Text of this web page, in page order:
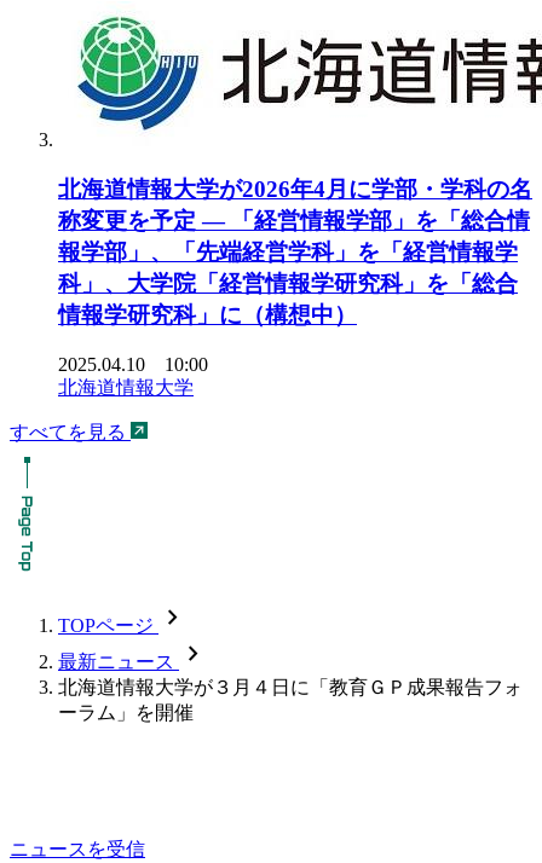
北海道情報大学が2026年4月に学部・学科の名
称変更を予定 ― 「経営情報学部」を「総合情
報学部」、「先端経営学科」を「経営情報学
科」、大学院「経営情報学研究科」を「総合
情報学研究科」に（構想中）
2025.04.10 10:00
北海道情報大学
すべてを見る
TOPページ chevron_forward
最新ニュース chevron_forward
北海道情報大学が３月４日に「教育ＧＰ成果報告フォ
ーラム」を開催
ニュースを受信